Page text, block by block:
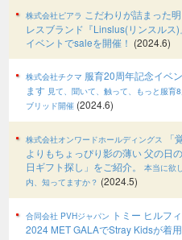
株式会社ピアラ こだわりが詰まった
レスブランド『Linslus(リンスルス
イベントでsaleを開催！ (2024.6)
株式会社チクマ 服育20周年記念イベ
ます 見て、聞いて、触って、もっと服
ブリッド開催 (2024.6)
株式会社オンワードホールディングス
「
よりもちょっぴり影の薄い 父の日
日ギフト探し」をご紹介。 本当に欲
内、知ってますか？ (2024.5)
合同会社 PVHジャパン トミー ヒルフ
2024 MET GALAでStray Kidsが着